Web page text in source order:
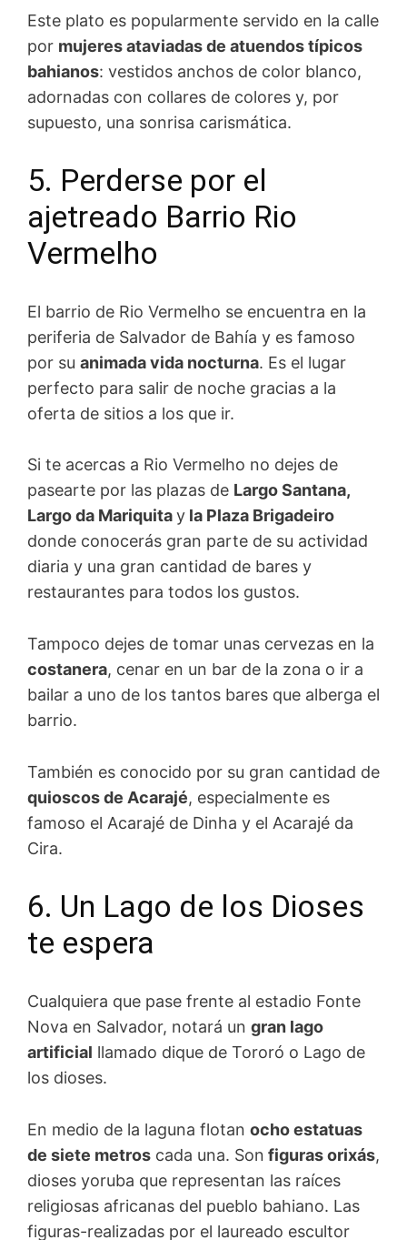
Este plato es popularmente servido en la calle
por mujeres ataviadas de atuendos típicos
bahianos: vestidos anchos de color blanco,
adornadas con collares de colores y, por
supuesto, una sonrisa carismática.
5. Perderse por el
ajetreado Barrio Rio
Vermelho
El barrio de Rio Vermelho se encuentra en la
periferia de Salvador de Bahía y es famoso
por su animada vida nocturna. Es el lugar
perfecto para salir de noche gracias a la
oferta de sitios a los que ir.
Si te acercas a Rio Vermelho no dejes de
pasearte por las plazas de Largo Santana,
Largo da Mariquitay la Plaza Brigadeiro
donde conocerás gran parte de su actividad
diaria y una gran cantidad de bares y
restaurantes para todos los gustos.
Tampoco dejes de tomar unas cervezas en la
costanera, cenar en un bar de la zona o ir a
bailar a uno de los tantos bares que alberga el
barrio.
También es conocido por su gran cantidad de
quioscos de Acarajé, especialmente es
famoso el Acarajé de Dinha y el Acarajé da
Cira.
6. Un Lago de los Dioses
te espera
Cualquiera que pase frente al estadio Fonte
Nova en Salvador, notará un gran lago
artificial llamado dique de Tororó o Lago de
los dioses.
En medio de la laguna flotan ocho estatuas
de siete metros cada una. Son figuras orixás,
dioses yoruba que representan las raíces
religiosas africanas del pueblo bahiano. Las
figuras-realizadas por el laureado escultor